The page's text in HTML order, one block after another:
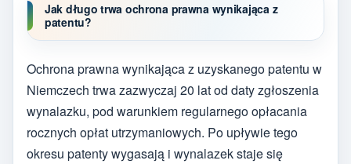
Jak długo trwa ochrona prawna wynikająca z
patentu?
Ochrona prawna wynikająca z uzyskanego patentu w
Niemczech trwa zazwyczaj 20 lat od daty zgłoszenia
wynalazku, pod warunkiem regularnego opłacania
rocznych opłat utrzymaniowych. Po upływie tego
okresu patenty wygasają i wynalazek staje się